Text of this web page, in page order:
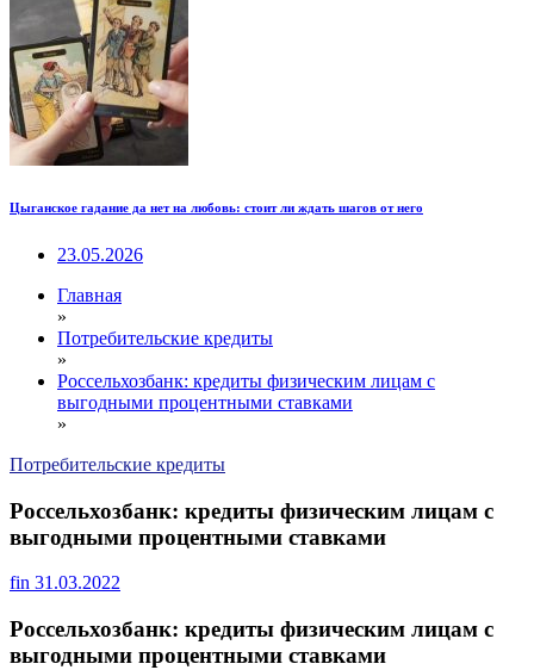
Цыганское гадание да нет на любовь: стоит ли ждать шагов от него
23.05.2026
Главная
»
Потребительские кредиты
»
Россельхозбанк: кредиты физическим лицам с
выгодными процентными ставками
»
Потребительские кредиты
Россельхозбанк: кредиты физическим лицам с
выгодными процентными ставками
fin 31.03.2022
Россельхозбанк: кредиты физическим лицам с
выгодными процентными ставками